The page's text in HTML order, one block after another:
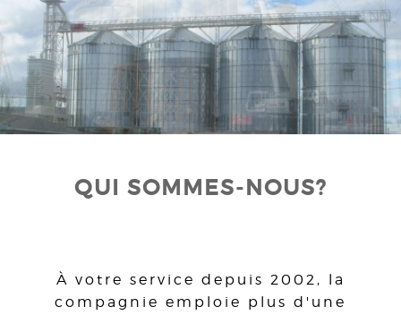
QUI SOMMES-NOUS?
À votre service depuis 2002, la
compagnie emploie plus d'une